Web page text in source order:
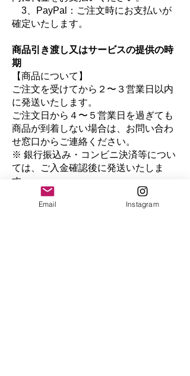
3、PayPal：ご注文時にお支払いが
確定いたします。
商品引き渡し又はサービスの提供の時
期
【商品について】
ご注文を受けてから２〜３営業日以内
に発送いたします。
ご注文日から４〜５営業日を過ぎても
商品が到着しない場合は、お問い合わ
せ窓口からご連絡ください。
※ 銀行振込み・コンビニ決済等につい
ては、ご入金確認後に発送いたしま
す。
返品・キャンセルに関する特約
Email Instagram